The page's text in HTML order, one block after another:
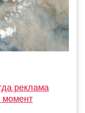
реклама
момент